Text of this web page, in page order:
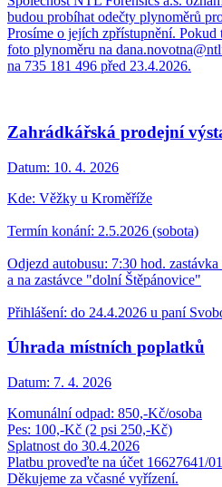
budou probíhat odečty plynoměrů
Prosíme o jejích zpřístupnění. Pokud
foto plynoměru na
na 735 181 496 před 23.4.2026.
Zahrádkářská prodejní
Datum: 10. 4. 2026
Kde: Věžky u Kroměříže
Termín konání: 2.5.2026 (sobota)
Odjezd autobusu: 7:30 hod.
a na zastávce "dolní Štěpánovice"
Přihlášení: do 24.4.2026 u paní
Úhrada místních poplatků
Datum: 7. 4. 2026
Komunální odpad: 850,-Kč/osoba
Pes: 100,-Kč (2 psi 250,-Kč)
Splatnost do 30.4.2026
Platbu proveďte na účet 16627641/
Děkujeme za včasné vyřízení.